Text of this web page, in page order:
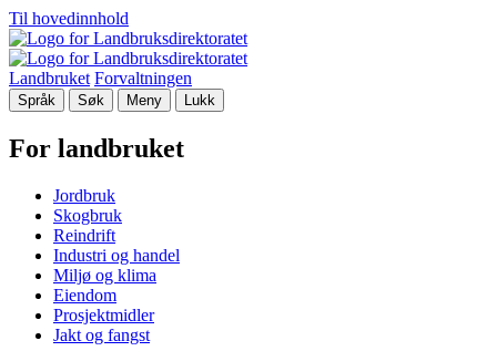
Til hovedinnhold
Landbruket Forvaltningen
Språk Søk Meny Lukk
For landbruket
Jordbruk
Skogbruk
Reindrift
Industri og handel
Miljø og klima
Eiendom
Prosjektmidler
Jakt og fangst